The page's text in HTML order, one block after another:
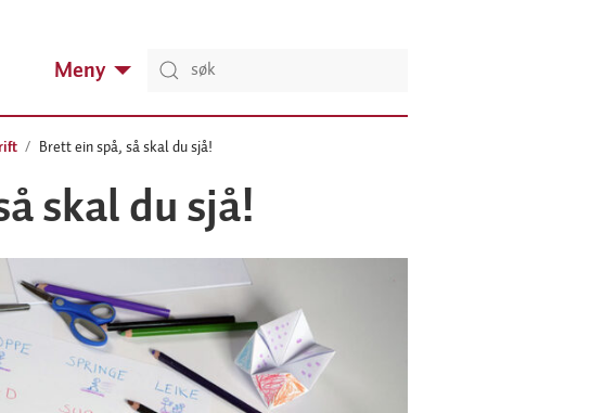
Meny
Brett ein spå, så skal du sjå!
skal du sjå!